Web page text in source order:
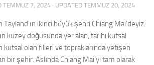
TEMMUZ 7, 2024 · UPDATED TEMMUZ 20, 2024
Tayland’ın ikinci büyük şehri Chiang Mai’deyiz.
kuzey doğusunda yer alan, tarihi kutsal
kutsal olan filleri ve topraklarında yetişen
bir şehir. Aslında Chiang Mai’yi tam olarak